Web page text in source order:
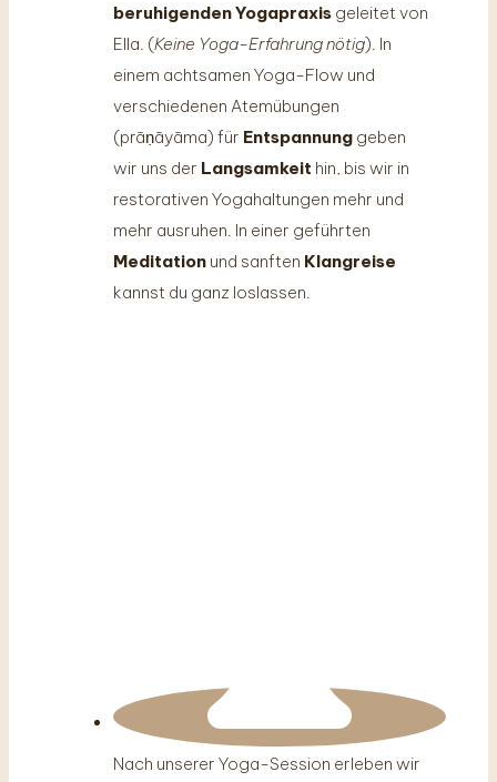
beruhigenden Yogapraxis geleitet von
Ella. (Keine Yoga-Erfahrung nötig). In
einem achtsamen Yoga-Flow und
verschiedenen Atemübungen
(prāṇāyāma) für Entspannung geben
wir uns der Langsamkeit hin, bis wir in
restorativen Yogahaltungen mehr und
mehr ausruhen. In einer geführten
Meditation und sanften Klangreise
kannst du ganz loslassen.
Nach unserer Yoga-Session erleben wir